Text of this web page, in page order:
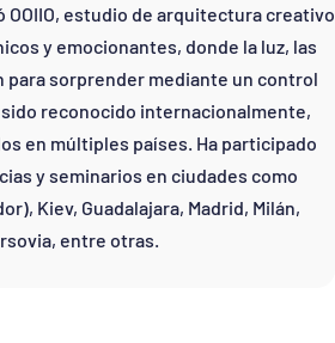
OOIIO, estudio de arquitectura creativo
y emocionantes, donde la luz, las
para sorprender mediante un control
reconocido internacionalmente,
en múltiples países. Ha participado
y seminarios en ciudades como
Kiev, Guadalajara, Madrid, Milán,
entre otras.